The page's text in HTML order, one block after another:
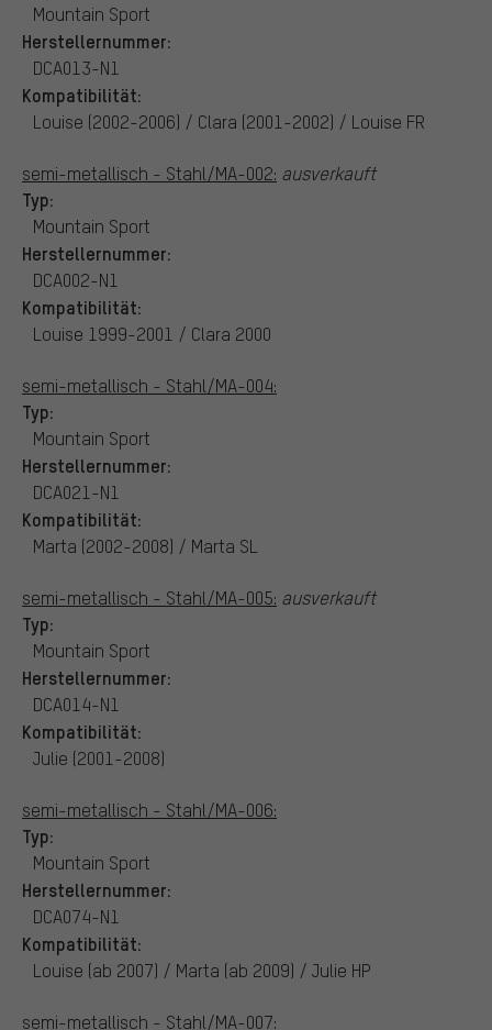
Mountain Sport
Herstellernummer:
DCA013-N1
Kompatibilität:
Louise (2002-2006) / Clara (2001-2002) / Louise FR
semi-metallisch - Stahl/MA-002: ausverkauft
Typ:
Mountain Sport
Herstellernummer:
DCA002-N1
Kompatibilität:
Louise 1999-2001 / Clara 2000
semi-metallisch - Stahl/MA-004:
Typ:
Mountain Sport
Herstellernummer:
DCA021-N1
Kompatibilität:
Marta (2002-2008) / Marta SL
semi-metallisch - Stahl/MA-005: ausverkauft
Typ:
Mountain Sport
Herstellernummer:
DCA014-N1
Kompatibilität:
Julie (2001-2008)
semi-metallisch - Stahl/MA-006:
Typ:
Mountain Sport
Herstellernummer:
DCA074-N1
Kompatibilität:
Louise (ab 2007) / Marta (ab 2009) / Julie HP
semi-metallisch - Stahl/MA-007: